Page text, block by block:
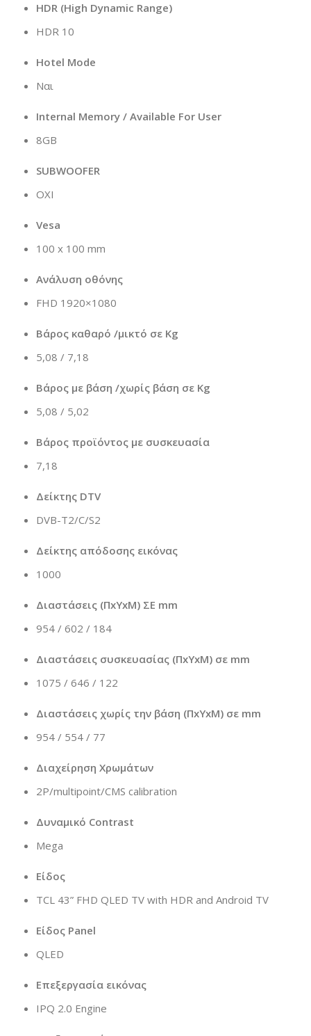
HDR (High Dynamic Range)
HDR 10
Hotel Mode
Ναι
Internal Memory / Available For User
8GB
SUBWOOFER
ΟΧΙ
Vesa
100 x 100 mm
Ανάλυση οθόνης
FHD 1920×1080
Βάρος καθαρό /μικτό σε Kg
5,08 / 7,18
Βάρος με βάση /χωρίς βάση σε Kg
5,08 / 5,02
Βάρος προϊόντος με συσκευασία
7,18
Δείκτης DTV
DVB-T2/C/S2
Δείκτης απόδοσης εικόνας
1000
Διαστάσεις (ΠxΥxΜ) ΣΕ mm
954 / 602 / 184
Διαστάσεις συσκευασίας (ΠxΥxΜ) σε mm
1075 / 646 / 122
Διαστάσεις χωρίς την βάση (ΠxΥxΜ) σε mm
954 / 554 / 77
Διαχείρηση Χρωμάτων
2P/multipoint/CMS calibration
Δυναμικό Contrast
Mega
Είδος
TCL 43” FHD QLED TV with HDR and Android TV
Είδος Panel
QLED
Επεξεργασία εικόνας
IPQ 2.0 Engine